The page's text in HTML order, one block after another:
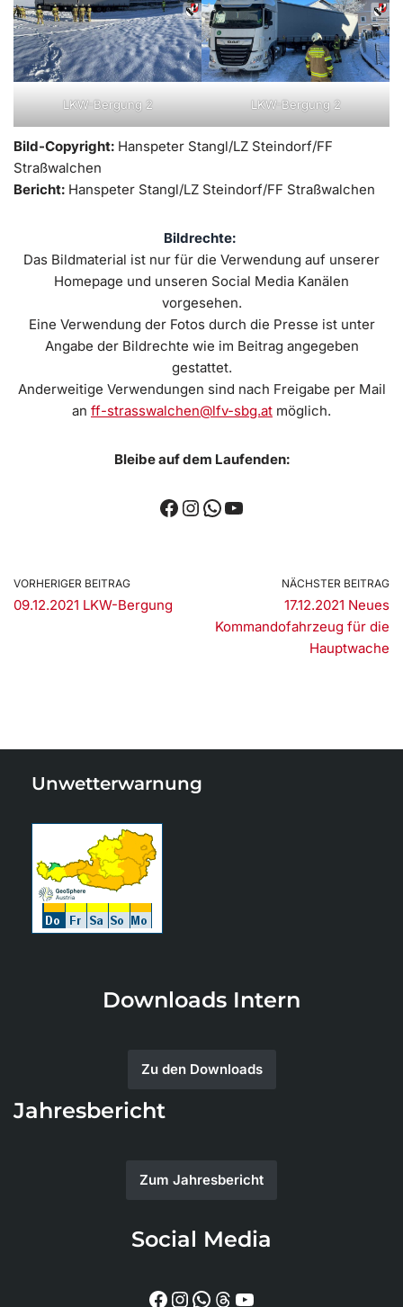
LKW-Bergung 2 LKW-Bergung 2
Bild-Copyright: Hanspeter Stangl/LZ Steindorf/FF
Straßwalchen
Bericht: Hanspeter Stangl/LZ Steindorf/FF Straßwalchen
Bildrechte:
Das Bildmaterial ist nur für die Verwendung auf unserer
Homepage und unseren Social Media Kanälen
vorgesehen.
Eine Verwendung der Fotos durch die Presse ist unter
Angabe der Bildrechte wie im Beitrag angegeben
gestattet.
Anderweitige Verwendungen sind nach Freigabe per Mail
an ff-strasswalchen@lfv-sbg.at möglich.
Bleibe auf dem Laufenden:
VORHERIGER BEITRAG
09.12.2021 LKW-Bergung
NÄCHSTER BEITRAG
17.12.2021 Neues
Kommandofahrzeug für die
Hauptwache
Unwetterwarnung
Downloads Intern
Zu den Downloads
Jahresbericht
Zum Jahresbericht
Social Media